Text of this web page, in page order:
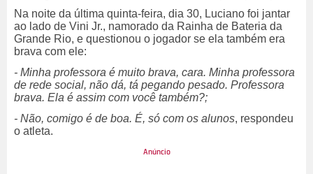
Na noite da última quinta-feira, dia 30, Luciano foi jantar
ao lado de Vini Jr., namorado da Rainha de Bateria da
Grande Rio, e questionou o jogador se ela também era
brava com ele:
- Minha professora é muito brava, cara. Minha professora
de rede social, não dá, tá pegando pesado. Professora
brava. Ela é assim com você também?;
- Não, comigo é de boa. É, só com os alunos, respondeu
o atleta.